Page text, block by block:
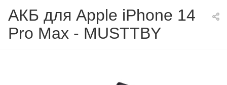
АКБ для Apple iPhone 14
Pro Max - MUSTTBY